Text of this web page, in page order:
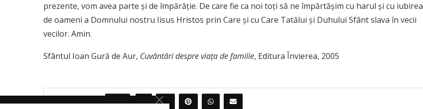
prezente, vom avea parte şi de împărăţie. De care fie ca noi toţi să ne împărtăşim cu harul şi cu iubirea
de oameni a Domnului nostru Iisus Hristos prin Care şi cu Care Tatălui şi Duhului Sfânt slava în vecii
vecilor. Amin.
Sfântul Ioan Gură de Aur, Cuvântări despre viața de familie, Editura Învierea, 2005
PARTAJEAZA 0